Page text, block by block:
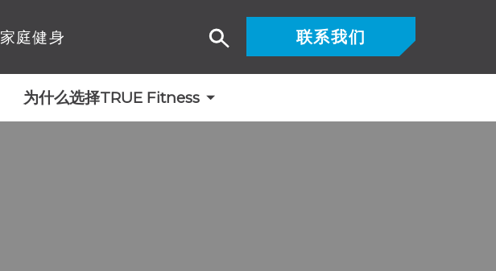
家庭健身
为什么选择TRUE Fitness
联系我们
搜